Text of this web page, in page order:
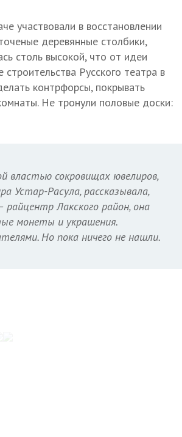
участвовали в восстановлении
деревянные столбики,
столь высокой, что от идеи
Русского театра в
контрфорсы, покрывать
Не тронули половые доски:
властью сокровищах ювелиров,
Устар-Расула, рассказывала,
Лакского район, она
монеты и украшения.
Но пока ничего не нашли.